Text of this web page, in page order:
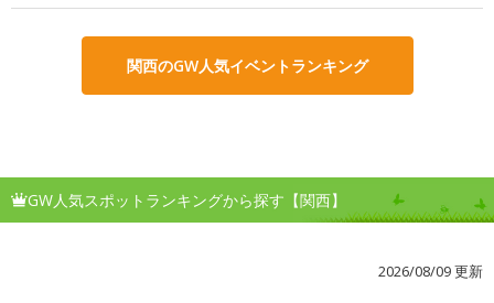
関西のGW人気イベントランキング
GW人気スポットランキングから探す【関西】
2026/08/09 更新